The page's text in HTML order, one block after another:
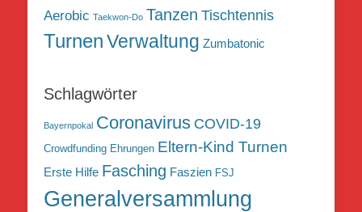
Aerobic Taekwon-Do Tanzen Tischtennis
TurnenVerwaltung Zumbatonic
Schlagwörter
Bayernpokal Coronavirus COVID-19
Crowdfunding Ehrungen Eltern-Kind Turnen
Erste Hilfe Fasching Faszien FSJ
Generalversammlung